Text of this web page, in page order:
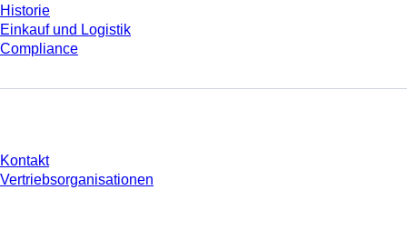
Historie
Einkauf und Logistik
Compliance
Kontakt
Vertriebsorganisationen